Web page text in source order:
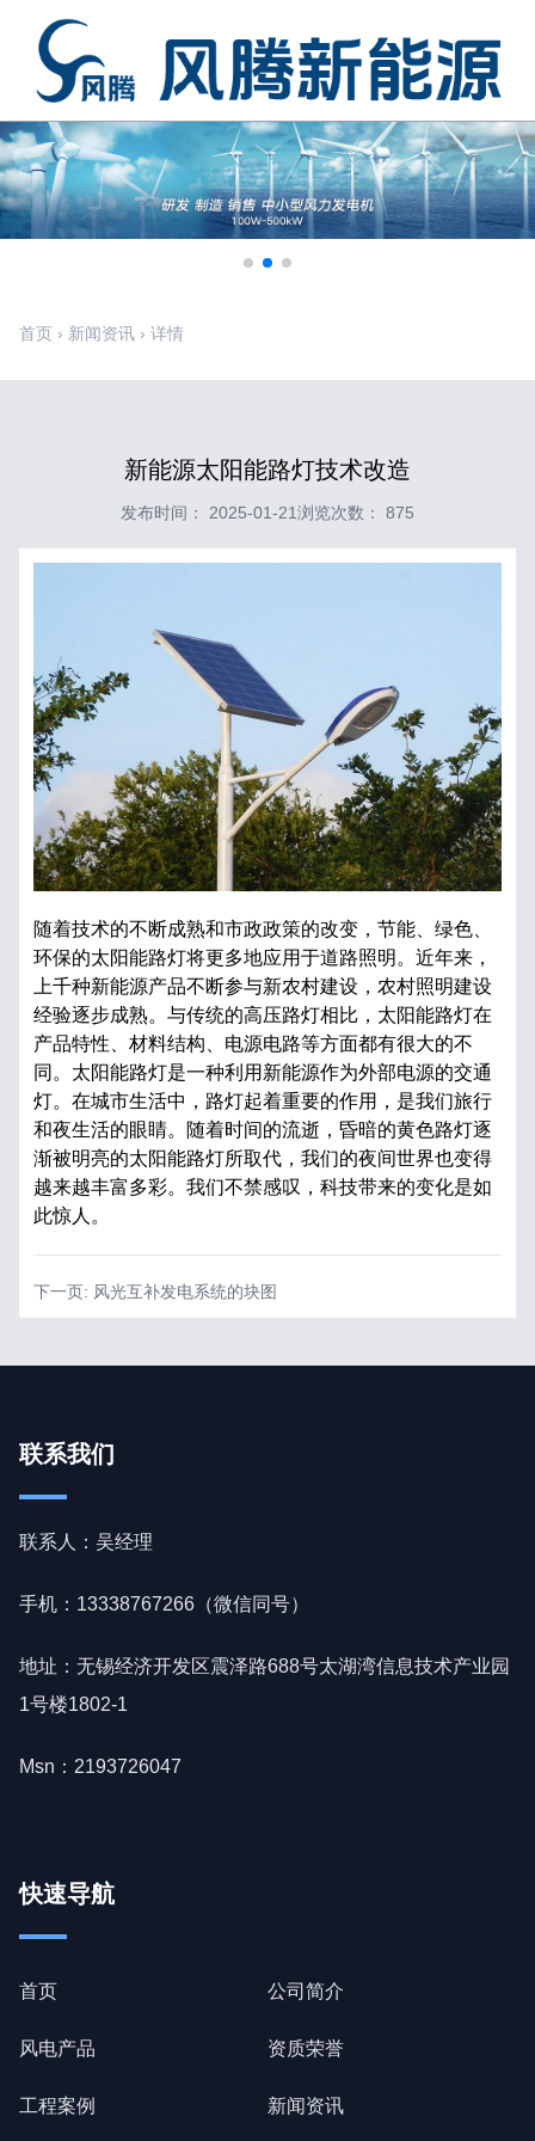
首页 › 新闻资讯 › 详情
新能源太阳能路灯技术改造
发布时间： 2025-01-21浏览次数： 875
随着技术的不断成熟和市政政策的改变，节能、绿色、
环保的太阳能路灯将更多地应用于道路照明。近年来，
上千种新能源产品不断参与新农村建设，农村照明建设
经验逐步成熟。与传统的高压路灯相比，太阳能路灯在
产品特性、材料结构、电源电路等方面都有很大的不
同。太阳能路灯是一种利用新能源作为外部电源的交通
灯。在城市生活中，路灯起着重要的作用，是我们旅行
和夜生活的眼睛。随着时间的流逝，昏暗的黄色路灯逐
渐被明亮的太阳能路灯所取代，我们的夜间世界也变得
越来越丰富多彩。我们不禁感叹，科技带来的变化是如
此惊人。
下一页: 风光互补发电系统的块图
联系我们
联系人：吴经理
手机：13338767266（微信同号）
地址：无锡经济开发区震泽路688号太湖湾信息技术产业园
1号楼1802-1
Msn：2193726047
快速导航
首页 公司简介
风电产品 资质荣誉
工程案例 新闻资讯